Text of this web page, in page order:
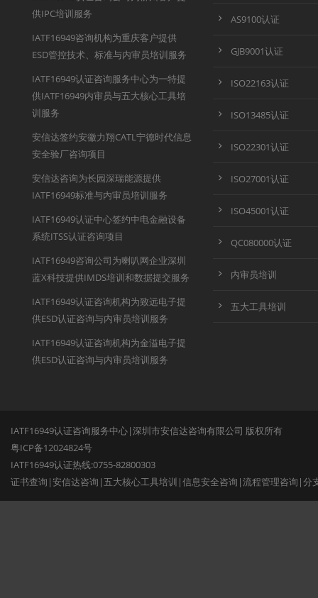
供IPC培训服务
IATF16949咨询机构为重庆客户提供
ESD管控技术、标准与内审员培训服务
IATF16949认证咨询服务中心为一特提
供IATF16949内审员与五大核心工具培
训服务
安信达签约安徽力翔CATL宁德时代信息
安全验厂咨询项目
安信达咨询为长园深瑞能源提供
IATF16949标准与内审员培训服务
IATF16949认证中心签约中电金融设备
系统ITSS认证咨询项目
IATF16949咨询公司为喇叭网企业深圳
蓝X科技提供IMDS培训和数据提交服务
IATF16949认证咨询机构为致远电子提
供ESD认证咨询与内审员培训服务
IATF16949认证咨询机构为金溢电子提
供ESD认证咨询与内审员培训服务
AS9100认证
GJB9001认证
ISO22163认证
ISO13485认证
ISO22301认证
ISO27001认证
ISO45001认证
QC080000认证
内审员培训
五大工具培训
IATF16949认证咨询服务中心|深圳市安信达咨询有限公司 版权所有
粤ICP备12024824号
IATF16949认证热线:0755-82800303
证书查询 |安信达咨询 | 五大核心工具培训 |信息安全咨询 |流程管理咨询 |分